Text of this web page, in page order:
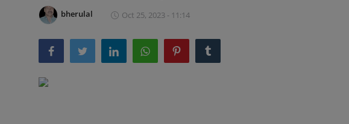
bherulal Oct 25, 2023 - 11:14